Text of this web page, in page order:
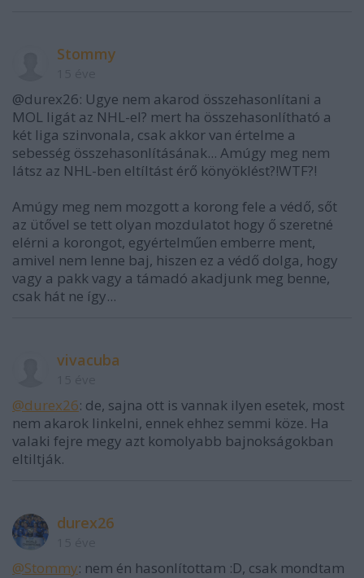
Stommy
@durex26: Ugye nem akarod összehasonlítani a
MOL ligát az NHL-el? mert ha összehasonlítható a
két liga szinvonala, csak akkor van értelme a
sebesség összehasonlításának... Amúgy meg nem
látsz az NHL-ben eltíltást érő könyöklést?!WTF?!
Amúgy meg nem mozgott a korong fele a védő, sőt
az ütővel se tett olyan mozdulatot hogy ő szeretné
elérni a korongot, egyértelműen emberre ment,
amivel nem lenne baj, hiszen ez a védő dolga, hogy
vagy a pakk vagy a támadó akadjunk meg benne,
csak hát ne így...
vivacuba
@durex26: de, sajna ott is vannak ilyen esetek, most
nem akarok linkelni, ennek ehhez semmi köze. Ha
valaki fejre megy azt komolyabb bajnokságokban
eltiltják.
durex26
@Stommy: nem én hasonlítottam :D, csak mondtam